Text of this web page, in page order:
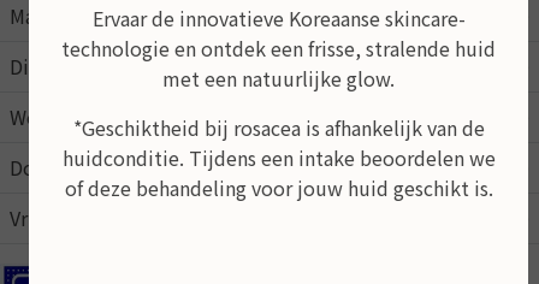
Maandag 09:00
Dinsdag
09:00
17:00
Woensdag
09:00
Donderdag
09:00
17:00
Vrijdag
Ervaar de innovatieve Koreaanse skincare-
technologie en ontdek een frisse, stralende huid
met een natuurlijke glow.
*Geschiktheid bij rosacea is afhankelijk van de
huidconditie. Tijdens een intake beoordelen we
of deze behandeling voor jouw huid geschikt is.